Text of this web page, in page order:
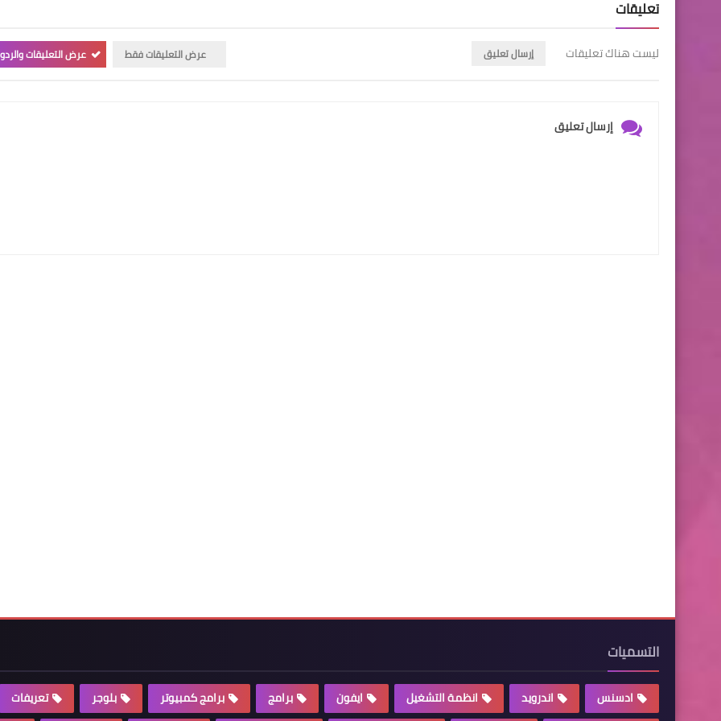
تعليقات
ليست هناك تعليقات إرسال تعليق عرض التعليقات فقط عرض التعليقات
إرسال تعليق
التسميات
ادسنس اندرويد انظمة التشغيل ايفون برامج برامج كمبيوتر بلوجر تعريفات